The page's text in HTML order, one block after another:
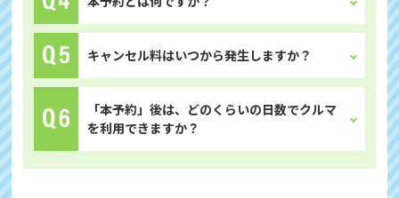
キャンセル料はいつから発生しますか？
「本予約」後は、どのくらいの日数でクルマ
を利用できますか？